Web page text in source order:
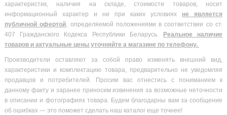
характеристик, наличия на складе, стоимости товаров, носит
информационный характер и ни при каких условиях не является
публичной офертой, определяемой положениями в соответствии со ст.
407 Гражданского Кодекса Республики Беларусь.
Реальное наличие
товаров и актуальные цены уточняйте а магазине по телефону.
Производители оставляют за собой право изменять внешний вид,
характеристики и комплектацию товара, предварительно не уведомляя
продавцов и потребителей. Просим вас отнестись с пониманием к
данному факту и заранее приносим извинения за возможные неточности
в описании и фотографиях товара. Будем благодарны вам за сообщение
об ошибках — это поможет сделать наш каталог еще точнее!